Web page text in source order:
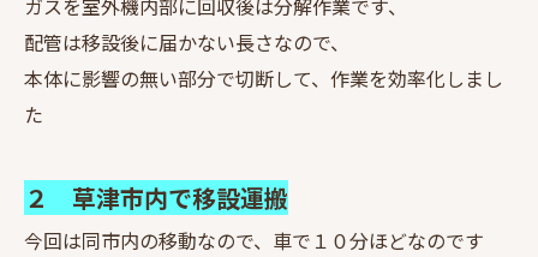
ガスを室外機内部に回収後は分解作業です、
配管は移設後に届かない長さなので、
本体に影響の無い部分で切断して、作業を効率化しまし
た
２ 草津市内で移設運搬
今回は同市内の移動なので、車で１０分ほどなのです